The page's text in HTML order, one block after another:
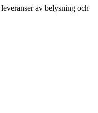
av belysning och